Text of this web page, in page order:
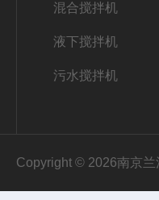
混合搅拌机
液下搅拌机
污水搅拌机
Copyright © 2026南京